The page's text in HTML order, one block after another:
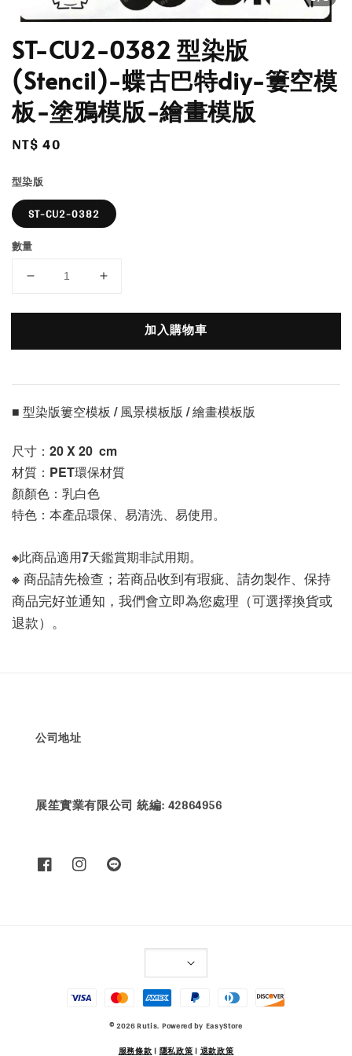
ST-CU2-0382 型染版
(Stencil)-蝶古巴特diy-簍空模
板-塗鴉模版-繪畫模版
Regular
NT$ 40
型染版
ST-CU2-0382
數量
加入購物車
■ 型染版簍空模板 / 風景模板版 / 繪畫模板版
尺寸：20 X 20 cm
材質：PET環保材質
顏顏色：乳白色
特色：本產品環保、易清洗、易使用。
※此商品適用7天鑑賞期非試用期。
※ 商品請先檢查；若商品收到有瑕疵、請勿製作、保持
商品完好並通知，我們會立即為您處理（可選擇換貨或
退款）。
公司地址
展笙實業有限公司 統編: 42864956
© 2026 Rutis. Powered by EasyStore
服務條款| 隱私政策| 退款政策